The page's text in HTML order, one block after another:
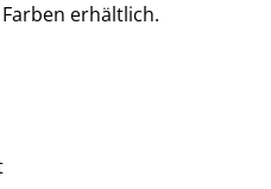
erhältlich.